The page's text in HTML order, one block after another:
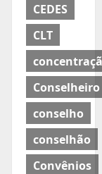
CEDES
CLT
Conselheiro
conselho
conselhão
Convênios